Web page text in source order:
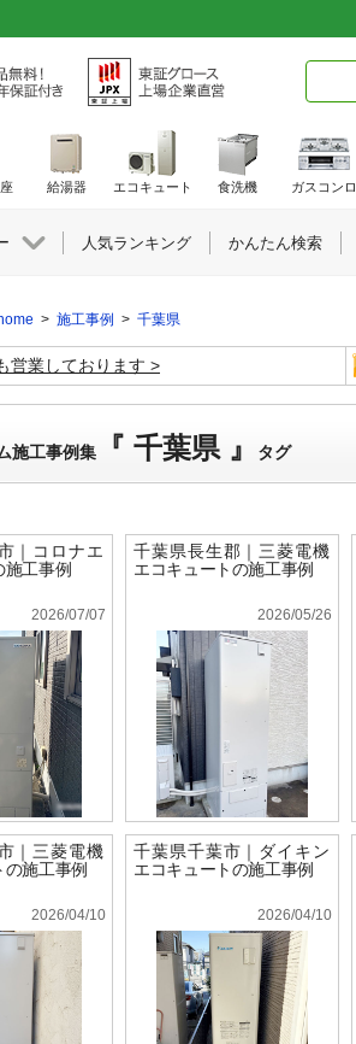
> 施工事例 > 千葉県
営業しております
施工事例集 『 千葉県 』 タグ
｜コロナエ
施工事例
2026/07/07
千葉県長生郡｜三菱電機
エコキュートの施工事例
2026/05/26
｜三菱電機
施工事例
2026/04/10
千葉県千葉市｜ダイキン
エコキュートの施工事例
2026/04/10
給湯器 エコキュート 食洗機 ガスコンロ
人気ランキング かんたん検索